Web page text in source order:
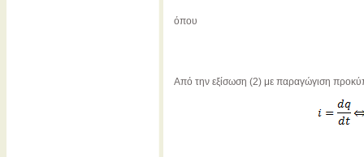
όπου
Από την εξίσωση (2) με παραγώγιση